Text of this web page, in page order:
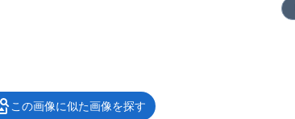
この画像に似た画像を探す